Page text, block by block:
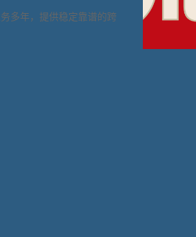
多年，提供稳定靠谱的跨